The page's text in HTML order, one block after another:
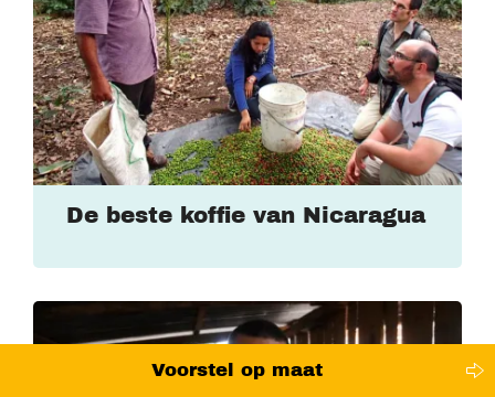
De beste koffie van Nicaragua
Voorstel op maat